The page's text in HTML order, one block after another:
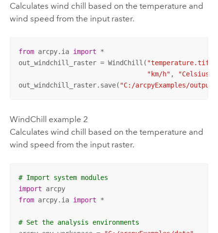
Calculates wind chill based on the temperature and
wind speed from the input raster.
from arcpy.ia import *
out_windchill_raster = WindChill( "temperature.tif"
"km/h" , "Celsius"
out_windchill_raster.save( "C:/arcpyExamples/
WindChill example 2
Calculates wind chill based on the temperature and
wind speed from the input raster.
# Import system modules
import
arcpy
from arcpy.ia import *
# Set the analysis environments